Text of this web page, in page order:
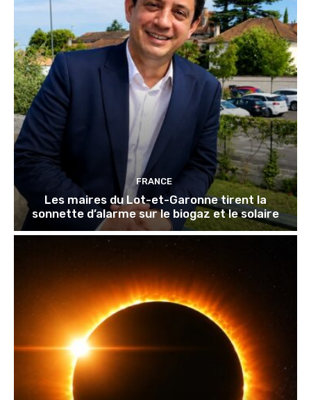
FRANCE
Les maires du Lot-et-Garonne tirent la
sonnette d’alarme sur le biogaz et le solaire